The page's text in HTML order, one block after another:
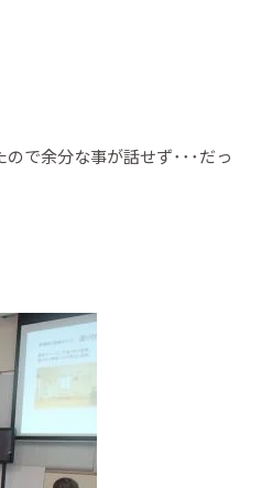
で余分な事が話せず･･･だっ